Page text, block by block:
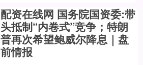
配资在线网 国务院国资委:带
头抵制“内卷式”竞争；特朗
普再次希望鲍威尔降息｜盘
前情报